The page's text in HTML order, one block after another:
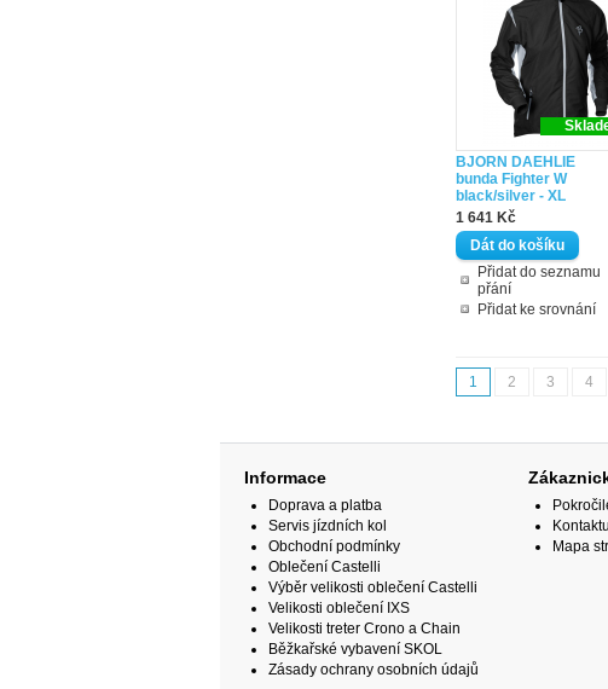
BJORN DAEHLIE
bunda Fighter W
black/silver - XL
1 641 Kč
Přidat do seznamu
přání
Přidat ke srovnání
1 2 3 4
Informace
Doprava a platba
Servis jízdních kol
Obchodní podmínky
Oblečení Castelli
Výběr velikosti oblečení Castelli
Velikosti oblečení IXS
Velikosti treter Crono a Chain
Běžkařské vybavení SKOL
Zásady ochrany osobních údajů
Mapa